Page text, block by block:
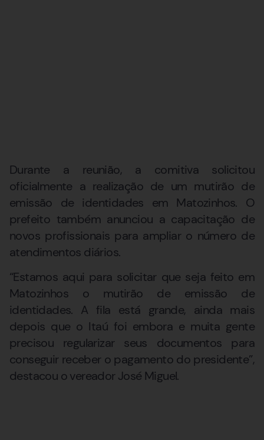
Durante a reunião, a comitiva solicitou
oficialmente a realização de um mutirão de
emissão de identidades em Matozinhos. O
prefeito também anunciou a capacitação de
novos profissionais para ampliar o número de
atendimentos diários.
“Estamos aqui para solicitar que seja feito em
Matozinhos o mutirão de emissão de
identidades. A fila está grande, ainda mais
depois que o Itaú foi embora e muita gente
precisou regularizar seus documentos para
conseguir receber o pagamento do presidente”,
destacou o vereador José Miguel.